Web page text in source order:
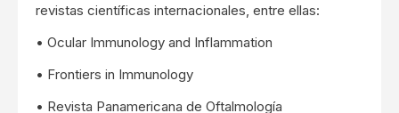
revistas científicas internacionales, entre ellas:
• Ocular Immunology and Inflammation
• Frontiers in Immunology
• Revista Panamericana de Oftalmología